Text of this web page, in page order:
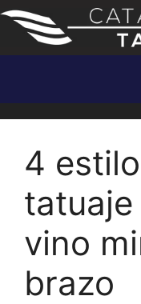
Saltar
contenido
4
vino
brazo